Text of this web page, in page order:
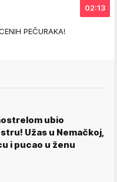
02:13
PEČURAKA!
ubio
Užas u Nemačkoj,
i pucao u ženu